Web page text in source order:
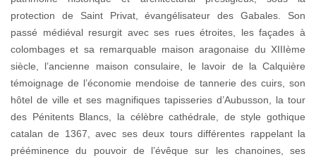
protection de Saint Privat, évangélisateur des Gabales. Son
passé médiéval resurgit avec ses rues étroites, les façades à
colombages et sa remarquable maison aragonaise du XIIIème
siècle, l’ancienne maison consulaire, le lavoir de la Calquière
témoignage de l’économie mendoise de tannerie des cuirs, son
hôtel de ville et ses magnifiques tapisseries d’Aubusson, la tour
des Pénitents Blancs, la célèbre cathédrale, de style gothique
catalan de 1367, avec ses deux tours différentes rappelant la
prééminence du pouvoir de l’évêque sur les chanoines, ses